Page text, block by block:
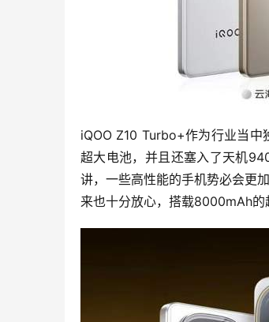
iQOO Z10 Turbo+作为行业当
超大电池，并且还塞入了天机
讲，一些高性能的手机势必会更
来也十分放心，搭载8000mAh的